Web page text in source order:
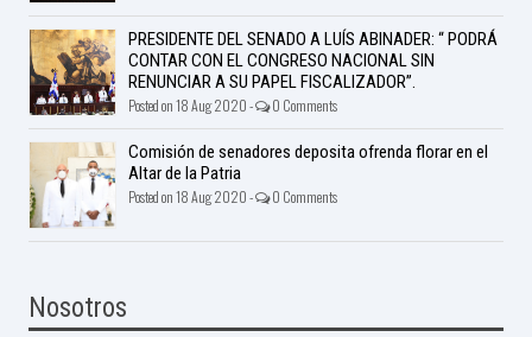
PRESIDENTE DEL SENADO A LUÍS ABINADER: “ PODRÁ
CONTAR CON EL CONGRESO NACIONAL SIN
RENUNCIAR A SU PAPEL FISCALIZADOR”.
Posted on 18 Aug 2020 - 0 Comments
Comisión de senadores deposita ofrenda florar en el
Altar de la Patria
Posted on 18 Aug 2020 - 0 Comments
Nosotros